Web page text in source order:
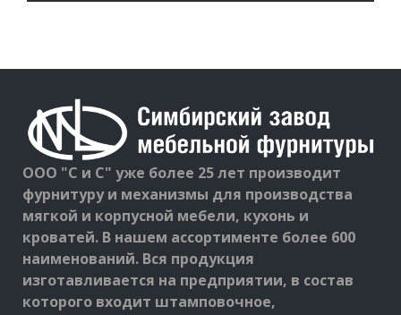
ООО "С и С" уже более 25 лет производит
фурнитуру и механизмы для производства
мягкой и корпусной мебели, кухонь и
кроватей. В нашем ассортименте более 600
наименований. Вся продукция
изготавливается на предприятии, в состав
которого входит штамповочное,